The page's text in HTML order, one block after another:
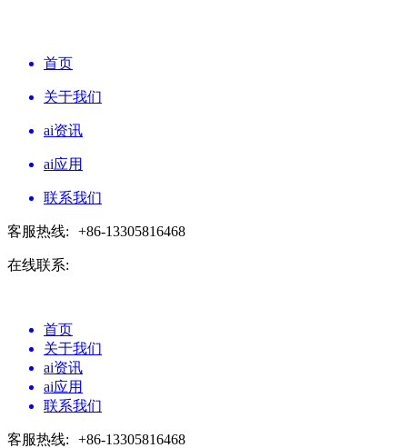
首页
关于我们
ai资讯
ai应用
联系我们
客服热线: +86-13305816468
在线联系:
首页
关于我们
ai资讯
ai应用
联系我们
客服热线: +86-13305816468